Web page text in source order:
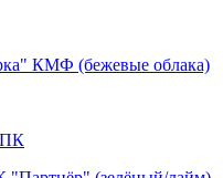
КМФ (бежевые облака)